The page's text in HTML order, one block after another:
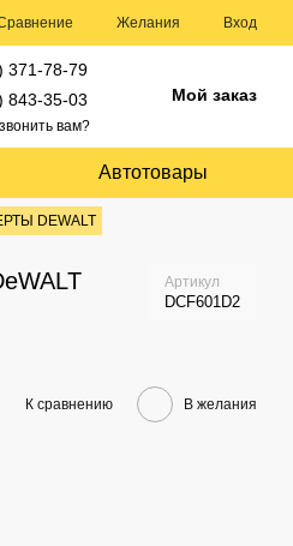
Желания Вход
371-78-79
843-35-03
вам?
Мой заказ
Автотовары
DEWALT
Артикул
DCF601D2
К сравнению В желания